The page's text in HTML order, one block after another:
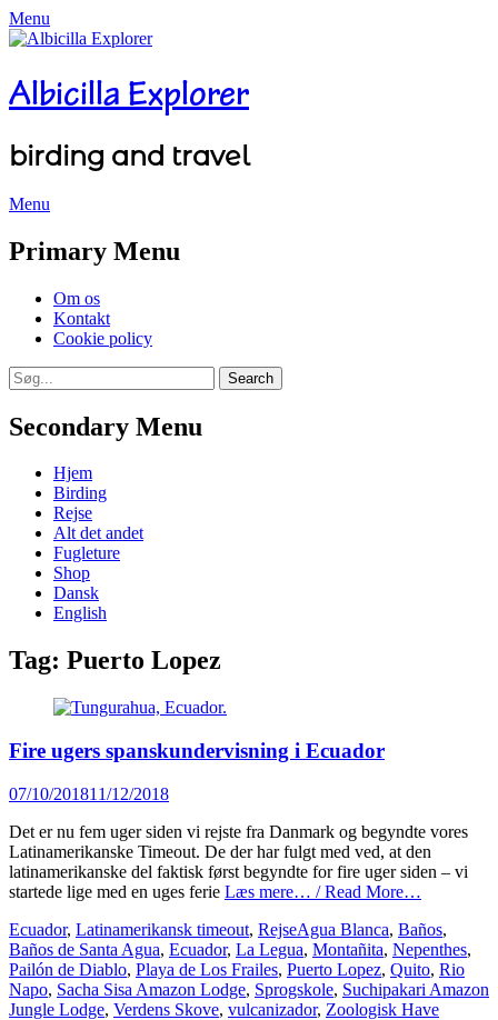
Menu
Albicilla Explorer
birding and travel
Menu
Primary Menu
Skip
content
Om os
Kontakt
Cookie policy
Search
Search
for:
Secondary Menu
Skip
content
Hjem
Birding
Rejse
Alt det andet
Fugleture
Shop
Dansk
English
Tag: Puerto Lopez
Fire ugers spanskundervisning i Ecuador
Posted
07/10/201811/12/2018
Det er nu fem uger siden vi rejste fra Danmark og begyndte vores
Latinamerikanske Timeout. De der har fulgt med ved, at den
latinamerikanske del faktisk først begyndte for fire uger siden – vi
startede lige med en uges ferie Læs mere… / Read More…
Categories
Ecuador, Latinamerikansk timeout, RejseTags
Agua Blanca, Baños,
Baños de Santa Agua, Ecuador, La Legua, Montañita, Nepenthes,
Pailón de Diablo, Playa de Los Frailes, Puerto Lopez, Quito, Rio
Napo, Sacha Sisa Amazon Lodge, Sprogskole, Suchipakari Amazon
Jungle Lodge, Verdens Skove, vulcanizador, Zoologisk Have